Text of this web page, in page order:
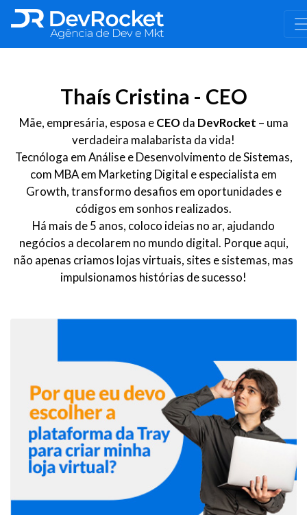
Thaís Cristina - CEO
Mãe, empresária, esposa eCEOda DevRocket – uma
verdadeira malabarista da vida!
Tecnóloga em Análise e Desenvolvimento de Sistemas,
com MBA em Marketing Digital e especialista em
Growth, transformo desafios em oportunidades e
códigos em sonhos realizados.
Há mais de 5 anos, coloco ideias no ar, ajudando
negócios a decolarem no mundo digital. Porque aqui,
não apenas criamos lojas virtuais, sites e sistemas, mas
impulsionamos histórias de sucesso!